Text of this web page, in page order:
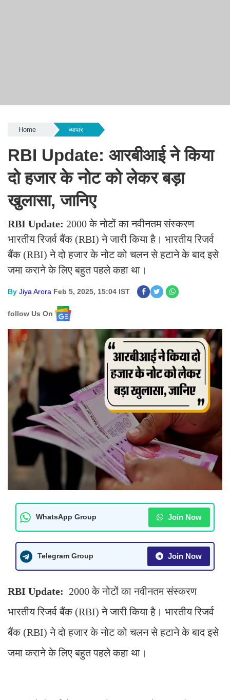
Home व्यापार
RBI Update: आरबीआई ने किया
दो हजार के नोट को लेकर बड़ा
खुलासा, जानिए
RBI Update: 2000 के नोटों का नवीनतम संस्करण
भारतीय रिजर्व बैंक (RBI) ने जारी किया है। भारतीय रिजर्व
बैंक (RBI) ने दो हजार के नोट को चलन से हटाने के बाद इसे
जमा कराने के लिए बहुत पहले कहा था।
By Jiya Arora Feb 5, 2025, 15:04 IST
follow Us On
WhatsApp Group Join Now
Telegram Group Join Now
RBI Update: 2000 के नोटों का नवीनतम संस्करण
भारतीय रिजर्व बैंक (RBI) ने जारी किया है। भारतीय रिजर्व
बैंक (RBI) ने दो हजार के नोट को चलन से हटाने के बाद इसे
जमा कराने के लिए बहुत पहले कहा था।